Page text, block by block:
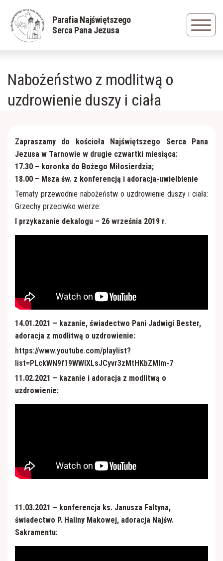
Parafia Najświętszego
Serca Pana Jezusa
Powrót
Nadzwyczajni Szafarze Komunii św.
Sakramenty
Siostry Serafitki
Cmentarz parafialny
Straż Pożarna
Apostolat Margaretka
Powrót
Zapisani w pamięci
Cudowna figura Jezusa Frasobliwego
Obraz Jezus Miłosiernego
Powrót
Caritas
Dziewczęca Służba Maryjna
Liturgiczna Służba Ołtarza
Straż Honorowa NSPJ
Odnowa w Duchu Świętym
RŚŻ "Domowy Kościół"
Nabożeństwo z modlitwą o
uzdrowienie duszy i ciała
Zapraszamy do kościoła Najświętszego Serca Pana
Jezusa w Tarnowie w drugie czwartki miesiąca:
17.30 – koronka do Bożego Miłosierdzia;
18.00 – Msza św. z konferencją i adoracja-uwielbienie
Tematy przewodnie nabożeństw o uzdrowienie duszy i ciała:
Grzechy przeciwko wierze:
I przykazanie dekalogu – 26 września 2019 r.:
14.01.2021 – kazanie, świadectwo Pani Jadwigi Bester,
adoracja z modlitwą o uzdrowienie:
https://www.youtube.com/playlist?
list=PLckWN9f19WWlXLsJCyvr3zMtHKbZMIm-7
11.02.2021 – kazanie i adoracja z modlitwą o
uzdrowienie:
11.03.2021 – konferencja ks. Janusza Faltyna,
świadectwo P. Haliny Makowej, adoracja Najśw.
Sakramentu: